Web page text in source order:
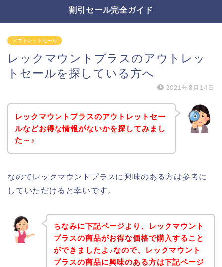
割引セール完全ガイド
アウトレットセール
レックマウントプラスのアウトレッ
トセールを探している方へ
2021年8月14日
レックマウントプラスのアウトレットセー
ルなどお得な情報がないかを探してみまし
た～♪
なのでレックマウントプラスに興味のある方は参考に
していただけると幸いです。
ちなみに下記ページより、レックマウント
プラスの商品がお得な価格で購入すること
ができましたよ♪なので、レックマウント
プラスの商品に興味のある方は下記ページ